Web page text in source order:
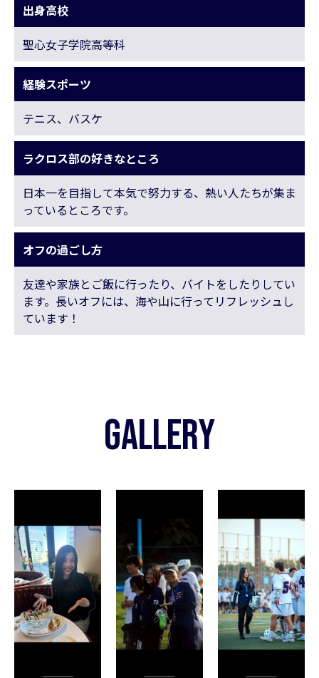
出身高校
聖心女子学院高等科
経験スポーツ
テニス、バスケ
ラクロス部の好きなところ
日本一を目指して本気で努力する、熱い人たちが集ま
っているところです。
オフの過ごし方
友達や家族とご飯に行ったり、バイトをしたりしてい
ます。長いオフには、海や山に行ってリフレッシュし
ています！
GALLERY